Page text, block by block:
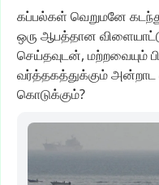
கப்பல்கள் வெறுமனே
ஒரு ஆபத்தான
செய்தவுடன், மற்றவையும்
வர்த்தகத்துக்கும்அன்றாட
கொடுக்கும்?